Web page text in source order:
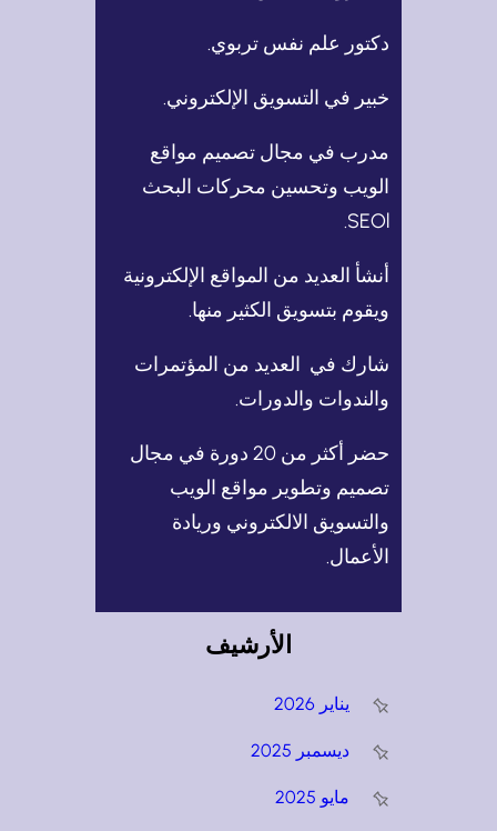
دكتور علم نفس تربوي.
خبير في التسويق الإلكتروني.
مدرب في مجال تصميم مواقع
الويب وتحسين محركات البحث
SEOl.
أنشأ العديد من المواقع الإلكترونية
ويقوم بتسويق الكثير منها.
شارك في العديد من المؤتمرات
والندوات والدورات.
حضر أكثر من 20 دورة في مجال
تصميم وتطوير مواقع الويب
والتسويق الالكتروني وريادة
الأعمال.
الأرشيف
يناير 2026
ديسمبر 2025
مايو 2025